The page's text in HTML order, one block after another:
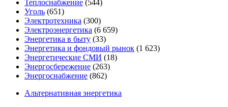
Теплоснабжение (544)
Уголь (651)
Электротехника (300)
Электроэнергетика (6 659)
Энергетика в быту (33)
Энергетика и фондовый рынок (1 623)
Энергетические СМИ (18)
Энергосбережение (263)
Энергоснабжение (862)
Альтернативная энергетика